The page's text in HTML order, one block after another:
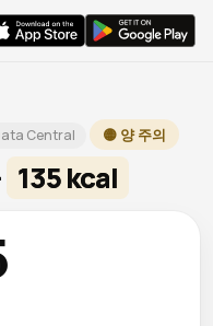
Central 🟡 양 주의
135 kcal